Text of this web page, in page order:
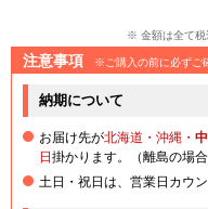
※ 金額は全て税
注意事項 ※ご購入の前に必ずご
納期について
お届け先が北海道・沖縄・
日 掛かります。（離島の場
土日・祝日は、営業日カウ